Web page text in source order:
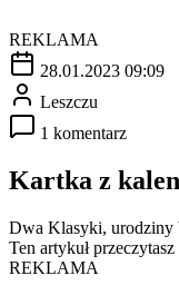
REKLAMA
28.01.2023 09:09
Leszczu
1 komentarz
Kartka z
Dwa Klasyki, urodziny
Ten artykuł
REKLAMA